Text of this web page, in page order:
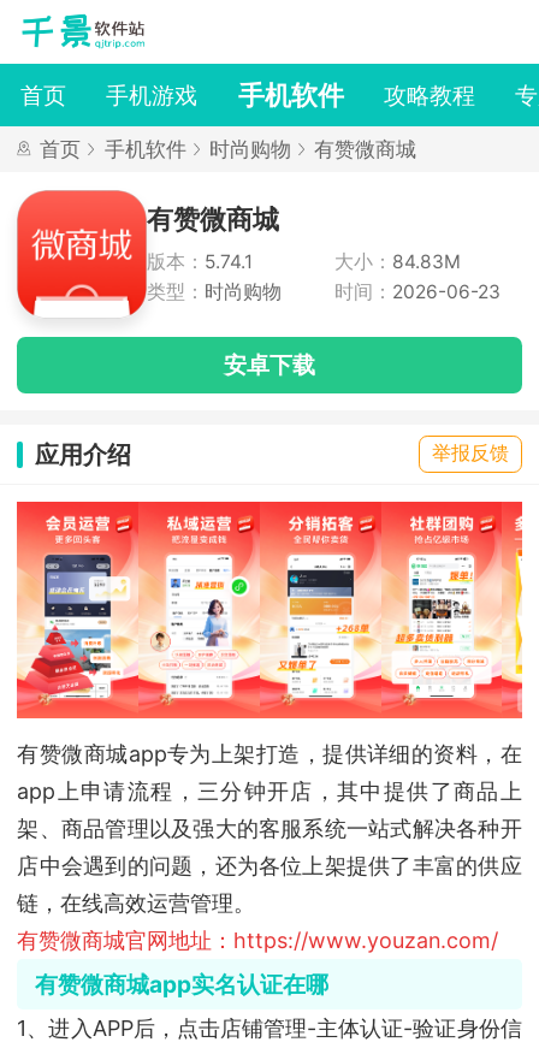
首页 手机游戏 手机软件 攻略教程
首页 手机软件 时尚购物 有赞微商城
有赞微商城
版本： 5.74.1 大小： 84.83M
类型： 时尚购物 时间： 2026-06-23
安卓下载
应用介绍 举报反馈
有赞微商城app专为上架打造，提供详细的资料，在
app上申请流程，三分钟开店，其中提供了商品上
架、商品管理以及强大的客服系统一站式解决各种开
店中会遇到的问题，还为各位上架提供了丰富的供应
链，在线高效运营管理。
有赞微商城官网地址：https://www.youzan.com/
有赞微商城app实名认证在哪
1、进入APP后，点击店铺管理-主体认证-验证身份信